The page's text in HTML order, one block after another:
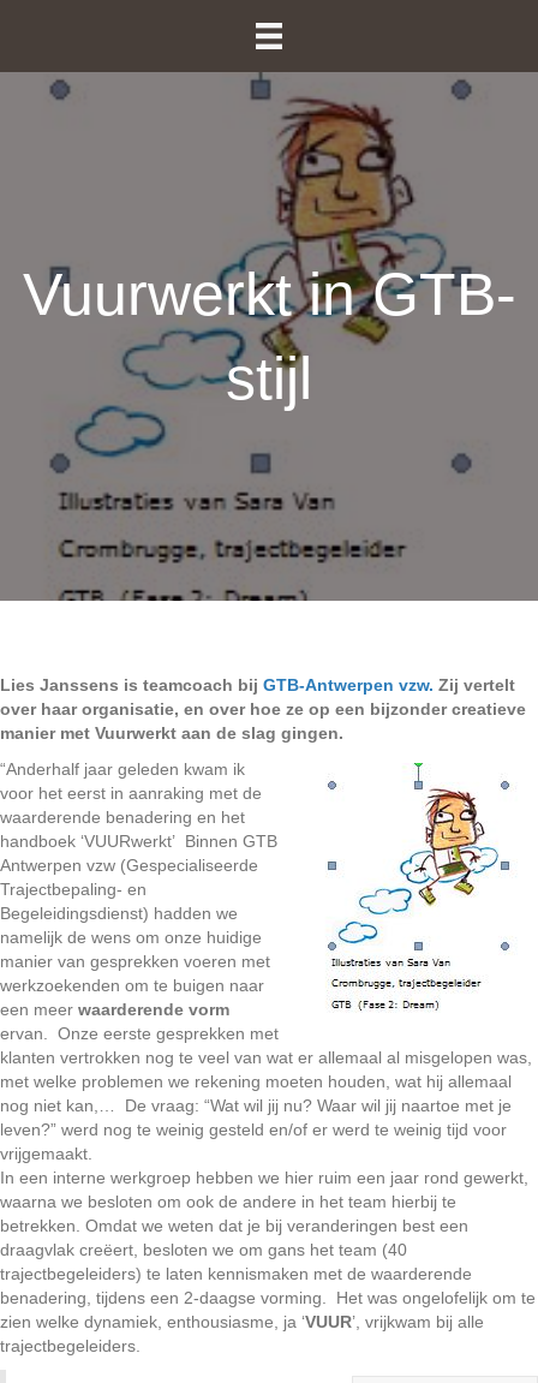
Vuurwerkt in GTB-
stijl
Lies Janssens is teamcoach bij GTB-Antwerpen vzw. Zij vertelt
over haar organisatie, en over hoe ze op een bijzonder creatieve
manier met Vuurwerkt aan de slag gingen.
“Anderhalf jaar geleden kwam ik
voor het eerst in aanraking met de
waarderende benadering en het
handboek ‘VUURwerkt’ Binnen GTB
Antwerpen vzw (Gespecialiseerde
Trajectbepaling- en
Begeleidingsdienst) hadden we
namelijk de wens om onze huidige
manier van gesprekken voeren met
werkzoekenden om te buigen naar
een meer waarderende vorm
ervan. Onze eerste gesprekken met
klanten vertrokken nog te veel van wat er allemaal al misgelopen was,
met welke problemen we rekening moeten houden, wat hij allemaal
nog niet kan,… De vraag: “Wat wil jij nu? Waar wil jij naartoe met je
leven?” werd nog te weinig gesteld en/of er werd te weinig tijd voor
vrijgemaakt.
In een interne werkgroep hebben we hier ruim een jaar rond gewerkt,
waarna we besloten om ook de andere in het team hierbij te
betrekken. Omdat we weten dat je bij veranderingen best een
draagvlak creëert, besloten we om gans het team (40
trajectbegeleiders) te laten kennismaken met de waarderende
benadering, tijdens een 2-daagse vorming. Het was ongelofelijk om te
zien welke dynamiek, enthousiasme, ja ‘VUUR’, vrijkwam bij alle
trajectbegeleiders.